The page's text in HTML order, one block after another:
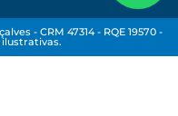
- CRM 47314 - RQE 19570 -